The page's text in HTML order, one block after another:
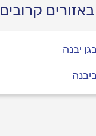
קרובים
יבנה